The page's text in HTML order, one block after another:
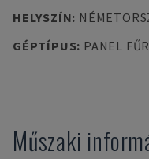
HELYSZÍN:
GÉPTÍPUS: PANEL
Műszaki